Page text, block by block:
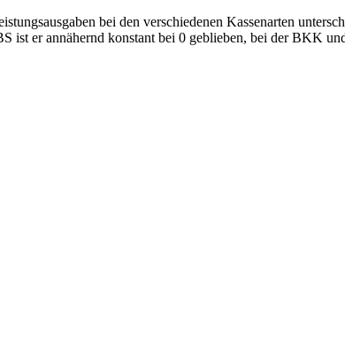
bei den verschiedenen Kassenarten
ist er annähernd konstant bei 0 geblieben, bei der BKK